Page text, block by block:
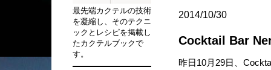
2014/10/30
Cocktail Bar
昨日10月29日、
最先端カクテルの技術
を凝縮し、そのテクニ
ックとレシピを掲載し
たカクテルブックで
す。